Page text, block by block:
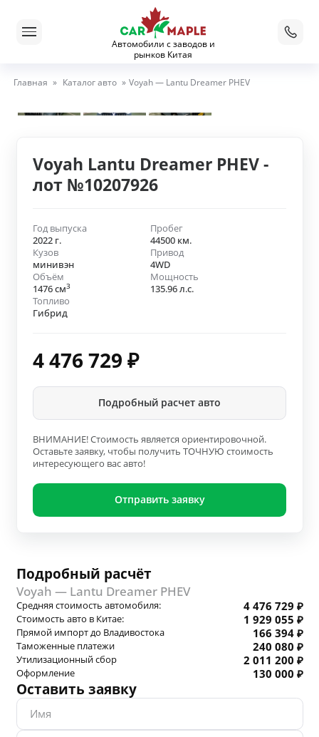
Автомобили с заводов и
рынков Китая
Главная » Каталог авто » Voyah — Lantu Dreamer PHEV
Voyah Lantu Dreamer PHEV -
лот №10207926
Год выпуска
2022 г.
Пробег
44500 км.
Кузов
минивэн
Привод
4WD
Объём
1476 см3
Мощность
135.96 л.с.
Топливо
Гибрид
4 476 729 ₽
Подробный расчет авто
ВНИМАНИЕ! Стоимость является ориентировочной.
Оставьте заявку, чтобы получить ТОЧНУЮ стоимость
интересующего вас авто!
Отправить заявку
Подробный расчёт
Voyah — Lantu Dreamer PHEV
Средняя стоимость автомобиля: 4 476 729 ₽
Стоимость авто в Китае: 1 929 055 ₽
Прямой импорт до Владивостока 166 394 ₽
Таможенные платежи 240 080 ₽
Утилизационный сбор 2 011 200 ₽
Оформление 130 000 ₽
Оставить заявку